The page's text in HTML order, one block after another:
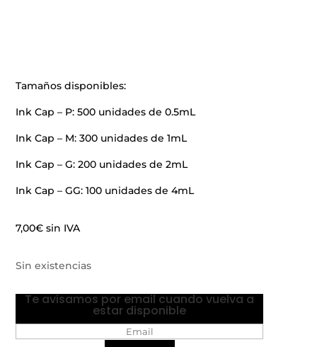
Tamaños disponibles:
Ink Cap – P: 500 unidades de 0.5mL
Ink Cap – M: 300 unidades de 1mL
Ink Cap – G: 200 unidades de 2mL
Ink Cap – GG: 100 unidades de 4mL
7,00€ sin IVA
Sin existencias
Te avisamos por email cuando vuelva a
estar disponible